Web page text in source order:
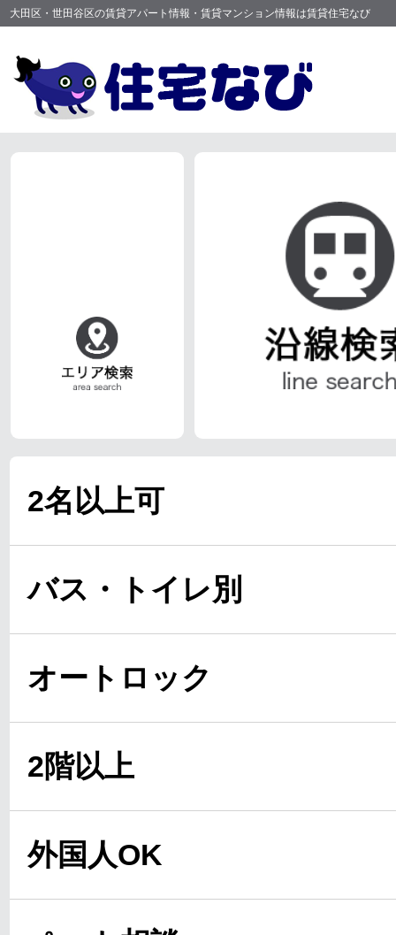
大田区・世田谷区の賃貸アパート情報・賃貸マンション情報は賃貸住宅なび
2名以上可
バス・トイレ別
オートロック
2階以上
外国人OK